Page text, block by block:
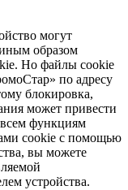
могут
образом
Но файлы cookie
по адресу
блокировка,
может привести
всем функциям
cookie с помощью
вы можете
устройства.